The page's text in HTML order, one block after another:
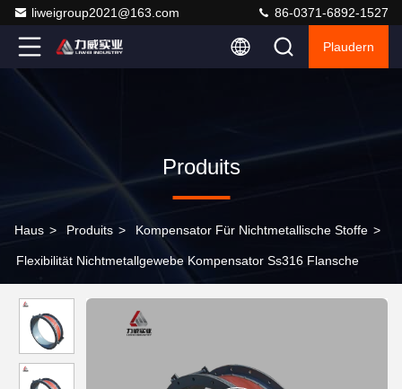
liweigroup2021@163.com 86-0371-6892-1527
Plaudern
Produits
Haus > Produits > Kompensator Für Nichtmetallische Stoffe >
Flexibilität Nichtmetallgewebe Kompensator Ss316 Flansche